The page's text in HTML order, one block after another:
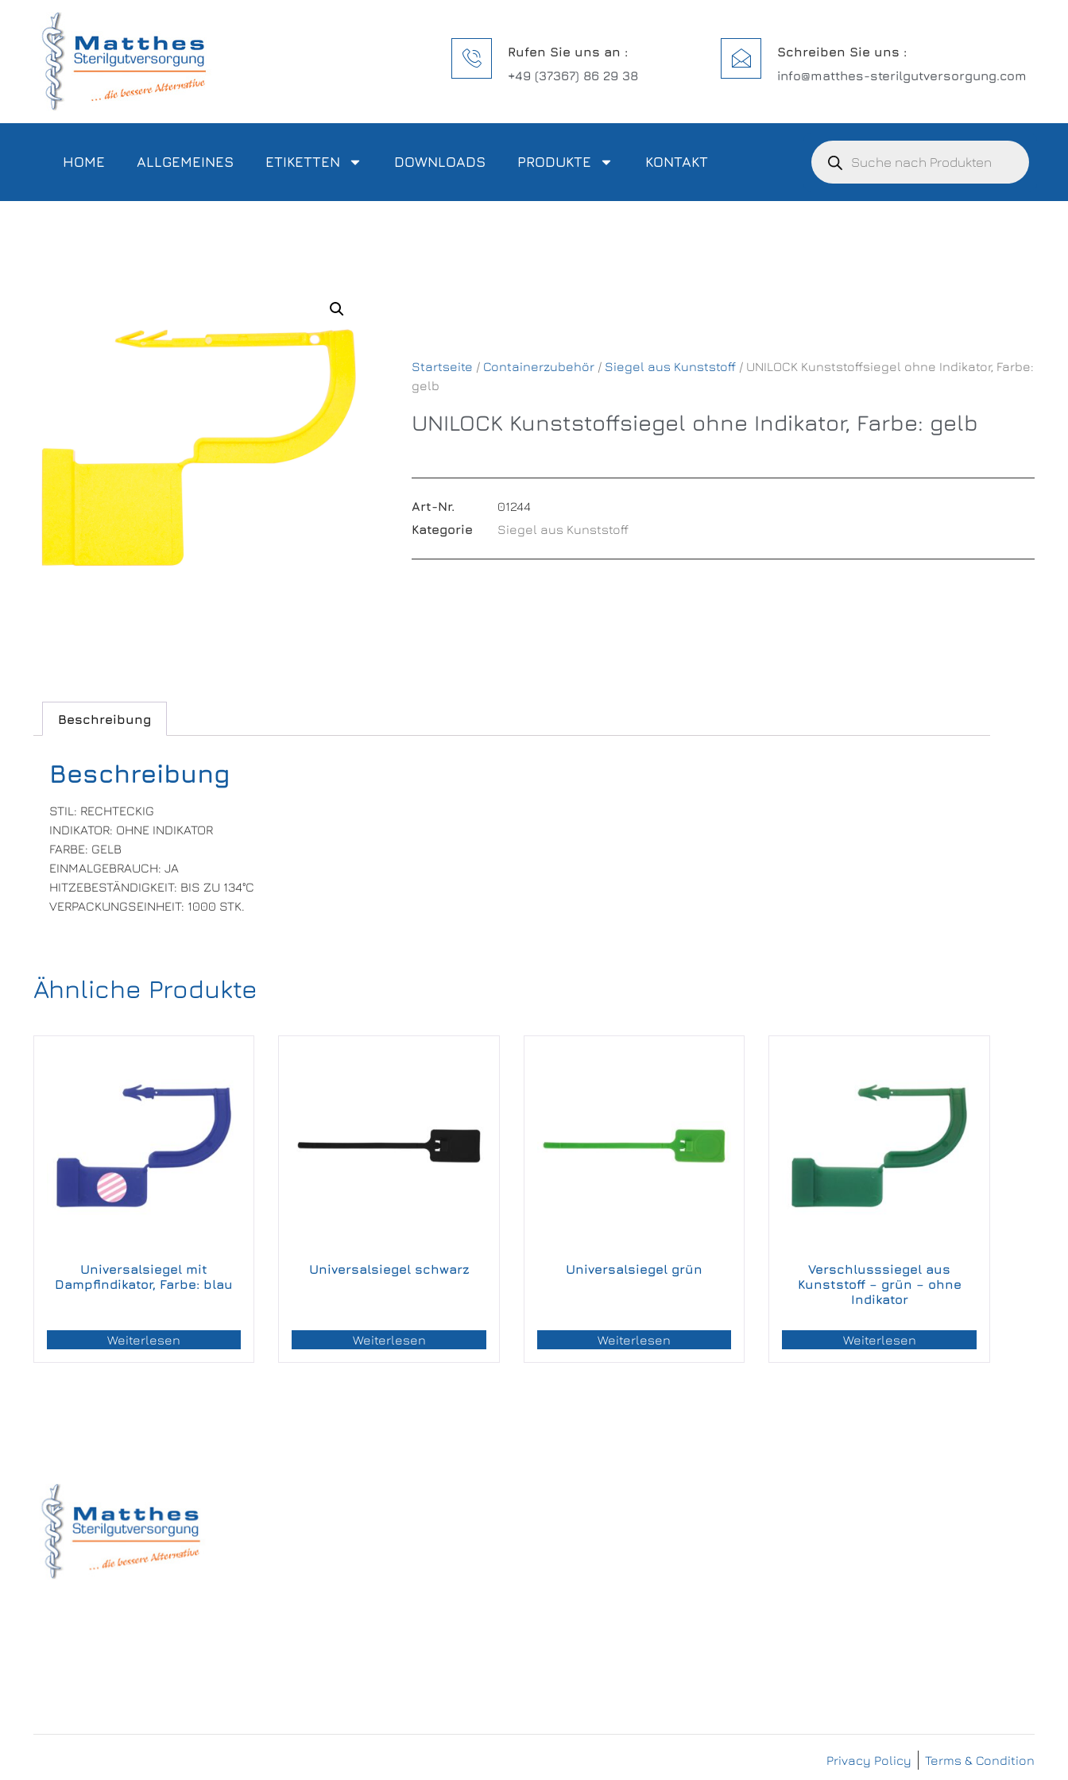
Rufen Sie uns an :
+49 (37367) 86 29 38
Schreiben Sie uns :
info@matthes-sterilgutversorgung.com
HOME ALLGEMEINES ETIKETTEN DOWNLOADS PRODUKTE KONTAKT
Startseite / Containerzubehör/ Siegel aus Kunststoff/ UNILOCK Kunststoffsiegel ohne Indikator, Farbe:
gelb
UNILOCK Kunststoffsiegel ohne Indikator, Farbe: gelb
Art-Nr.
01244
Kategorie
Siegel aus Kunststoff
Beschreibung
Beschreibung
STIL: RECHTECKIG
INDIKATOR: OHNE INDIKATOR
FARBE: GELB
EINMALGEBRAUCH: JA
HITZEBESTÄNDIGKEIT: BIS ZU 134°C
VERPACKUNGSEINHEIT: 1000 STK.
Ähnliche Produkte
Universalsiegel mit
Dampfindikator, Farbe: blau
Weiterlesen
Universalsiegel schwarz
Weiterlesen
Universalsiegel grün
Weiterlesen
Verschlusssiegel aus
Kunststoff – grün – ohne
Indikator
Weiterlesen
Privacy Policy Terms & Condition